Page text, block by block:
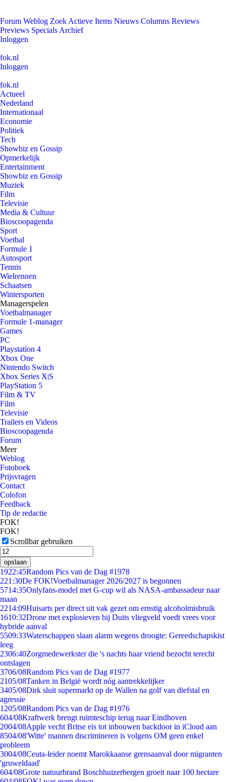
Forum Weblog Zoek Actieve Items Nieuws Columns Reviews
Previews Specials Archief
Inloggen
fok.nl
Inloggen
fok.nl
Actueel
Nederland
Internationaal
Economie
Politiek
Tech
Showbiz en Gossip
Opmerkelijk
Entertainment
Showbiz en Gossip
Muziek
Film
Televisie
Media & Cultuur
Bioscoopagenda
Sport
Voetbal
Formule 1
Autosport
Tennis
Wielrennen
Schaatsen
Wintersporten
Managerspelen
Voetbalmanager
Formule 1-manager
Games
PC
Playstation 4
Xbox One
Nintendo Switch
Xbox Series X|S
PlayStation 5
Film & TV
Film
Televisie
Trailers en Videos
Bioscoopagenda
Forum
Meer
Weblog
Fotoboek
Prijsvragen
Contact
Colofon
Feedback
Tip de redactie
FOK!
FOK!
Scrollbar gebruiken
opslaan
1922:45Random Pics van de Dag #1978
221:30De FOK!Voetbalmanager 2026/2027 is begonnen
5714:35Onlyfans-model met G-cup wil als NASA-ambassadeur naar
maan
2214:09Huisarts per direct uit vak gezet om ernstig alcoholmisbruik
1610:32Drone met explosieven bij Duits vliegveld voedt vrees voor
hybride aanval
5509:33Waterschappen slaan alarm wegens droogte: Gereedschapskist
leeg
2306:40Zorgmedewerkster die 's nachts haar vriend bezocht terecht
ontslagen
3706/08Random Pics van de Dag #1977
2105/08Tanken in België wordt nóg aantrekkelijker
3405/08Dirk sluit supermarkt op de Wallen na golf van diefstal en
agressie
1205/08Random Pics van de Dag #1976
604/08Kraftwerk brengt ruimteschip terug naar Eindhoven
2004/08Apple vecht Britse eis tot inbouwen backdoor in iCloud aan
8504/08'Witte' mannen discrimineren is volgens OM geen enkel
probleem
3004/08Ceuta-leider noemt Marokkaanse grensaanval door migranten
'gruweldaad'
604/08Grote natuurbrand Boschhuizerbergen groeit naar 100 hectare